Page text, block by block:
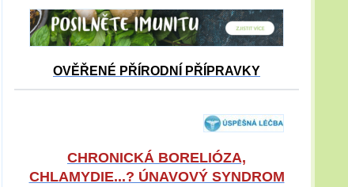
OVĚŘENÉ PŘÍRODNÍ PŘÍPRAVKY
CHRONICKÁ BORELIÓZA,
CHLAMYDIE...? ÚNAVOVÝ SYNDROM